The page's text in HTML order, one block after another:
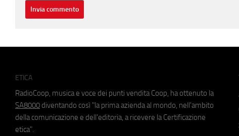
ETICA
RadioCoop, musica e voce dei punti vendita Coop, ha ottenuto la
SA8000 diventando così "la prima azienda al mondo, nell'ambito
della comunicazione e dell'editoria, a ricevere la Certificazione
etica".